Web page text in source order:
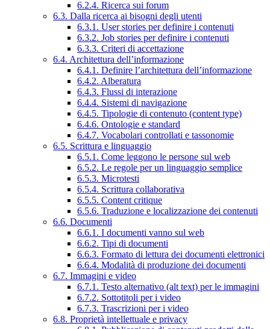
6.2.4. Ricerca sui forum
6.3. Dalla ricerca ai bisogni degli utenti
6.3.1. User stories per definire i contenuti
6.3.2. Job stories per definire i contenuti
6.3.3. Criteri di accettazione
6.4. Architettura dell’informazione
6.4.1. Definire l’architettura dell’informazione
6.4.2. Alberatura
6.4.3. Flussi di interazione
6.4.4. Sistemi di navigazione
6.4.5. Tipologie di contenuto (content type)
6.4.6. Ontologie e standard
6.4.7. Vocabolari controllati e tassonomie
6.5. Scrittura e linguaggio
6.5.1. Come leggono le persone sul web
6.5.2. Le regole per un linguaggio semplice
6.5.3. Microtesti
6.5.4. Scrittura collaborativa
6.5.5. Content critique
6.5.6. Traduzione e localizzazione dei contenuti
6.6. Documenti
6.6.1. I documenti vanno sul web
6.6.2. Tipi di documenti
6.6.3. Formato di lettura dei documenti elettronici
6.6.4. Modalità di produzione dei documenti
6.7. Immagini e video
6.7.1. Testo alternativo (alt text) per le immagini
6.7.2. Sottotitoli per i video
6.7.3. Trascrizioni per i video
6.8. Proprietà intellettuale e privacy